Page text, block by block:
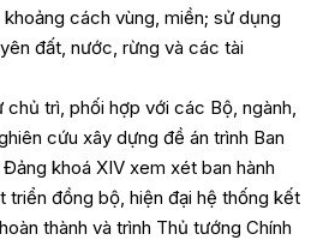
cách vùng, miền; sử dụng
đất, nước, rừng và các tài
trì, phối hợp với các Bộ, ngành,
cứu xây dựng đề án trình Ban
khoá XIV xem xét ban hành
triển đồng bộ, hiện đại hệ thống kết
thành và trình Thủ tướng Chính